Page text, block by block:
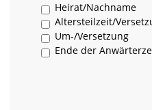
Heirat/Nachname
Altersteilzeit/
Um-/Versetzung
Ende der